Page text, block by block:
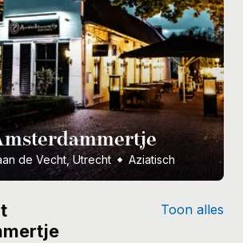
de Vecht, Utrecht Aziatisch
Toon alles